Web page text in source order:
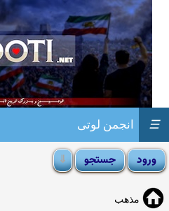
انجمن لوتی ☰
مذهب